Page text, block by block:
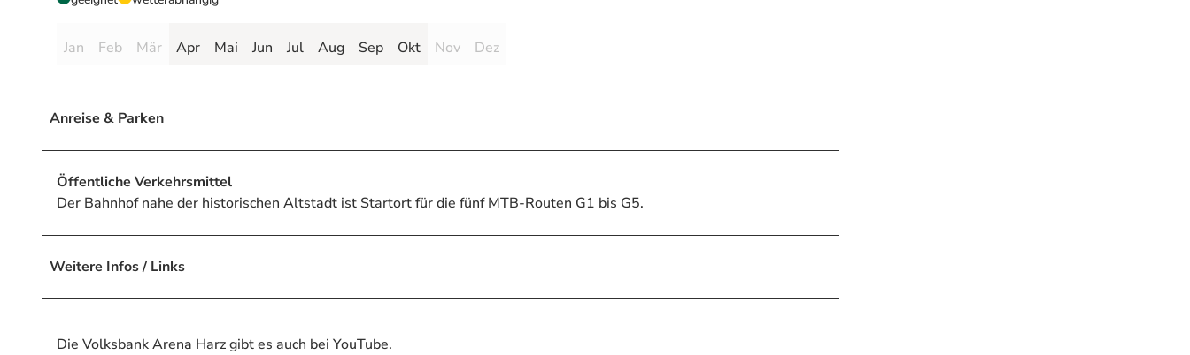
Jan Feb Mär Apr Mai Jun Jul Aug Sep Okt Nov Dez
Anreise & Parken
Öffentliche Verkehrsmittel
Der Bahnhof nahe der historischen Altstadt ist Startort für die fünf MTB-Routen G1 bis G5.
Weitere Infos / Links
Die Volksbank Arena Harz gibt es auch bei YouTube.